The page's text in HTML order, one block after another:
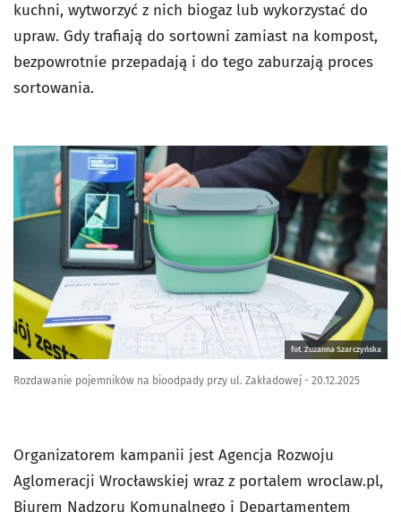
kuchni, wytworzyć z nich biogaz lub wykorzystać do
upraw. Gdy trafiają do sortowni zamiast na kompost,
bezpowrotnie przepadają i do tego zaburzają proces
sortowania.
fot. Zuzanna Szarczyńska
Rozdawanie pojemników na bioodpady przy ul. Zakładowej - 20.12.2025
Organizatorem kampanii jest Agencja Rozwoju
Aglomeracji Wrocławskiej wraz z portalem wroclaw.pl,
Biurem Nadzoru Komunalnego i Departamentem